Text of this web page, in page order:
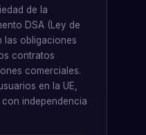
de la
DSA (Ley de
las obligaciones
contratos
comerciales.
en la UE,
independencia